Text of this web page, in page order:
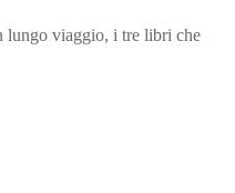
lungo viaggio, i tre libri che